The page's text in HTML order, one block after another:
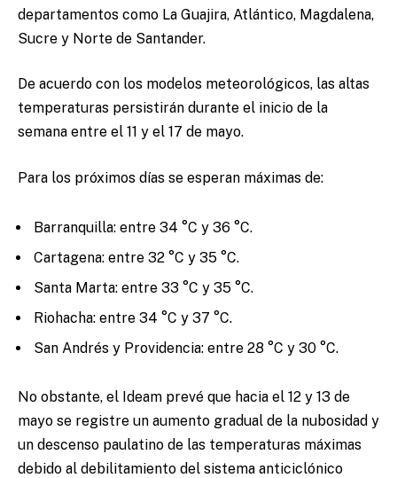
departamentos como La Guajira, Atlántico, Magdalena,
Sucre y Norte de Santander.
De acuerdo con los modelos meteorológicos, las altas
temperaturas persistirán durante el inicio de la
semana entre el 11 y el 17 de mayo.
Para los próximos días se esperan máximas de:
Barranquilla: entre 34 °C y 36 °C.
Cartagena: entre 32 °C y 35 °C.
Santa Marta: entre 33 °C y 35 °C.
Riohacha: entre 34 °C y 37 °C.
San Andrés y Providencia: entre 28 °C y 30 °C.
No obstante, el Ideam prevé que hacia el 12 y 13 de
mayo se registre un aumento gradual de la nubosidad y
un descenso paulatino de las temperaturas máximas
debido al debilitamiento del sistema anticiclónico